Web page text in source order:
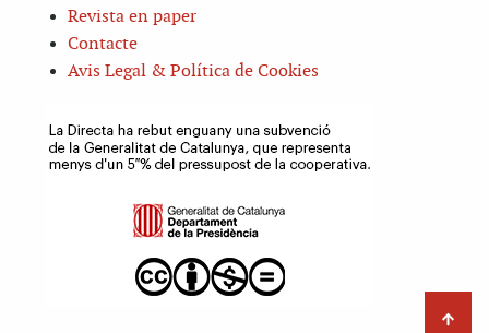
Revista en paper
Contacte
Avis Legal & Política de Cookies